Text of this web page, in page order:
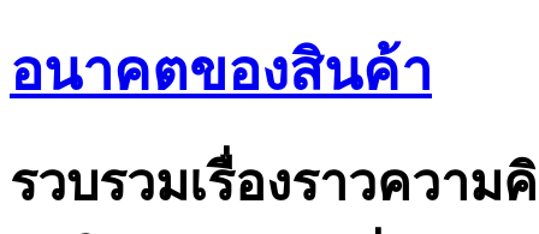
อนาคตของสินค้า
รวบรวมเรื่องราวควา